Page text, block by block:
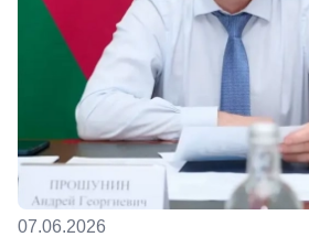
07.06.2026